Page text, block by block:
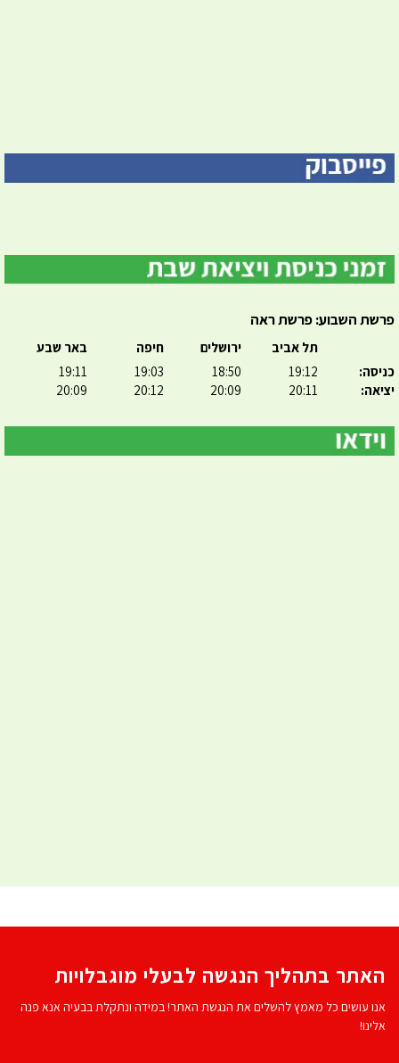
פרשת השבוע: פרשת ראה
כניסה:
יציאה:
תל אביב
19:12
20:11
ירושלים
18:50
20:09
חיפה
19:03
20:12
באר שבע
19:11
20:09
האתר בתהליך הנגשה לבעלי מוגבלויות
אנו עושים כל מאמץ להשלים את הנגשת האתר! במידה ונתקלת בבעיה אנא פנה
אלינו!